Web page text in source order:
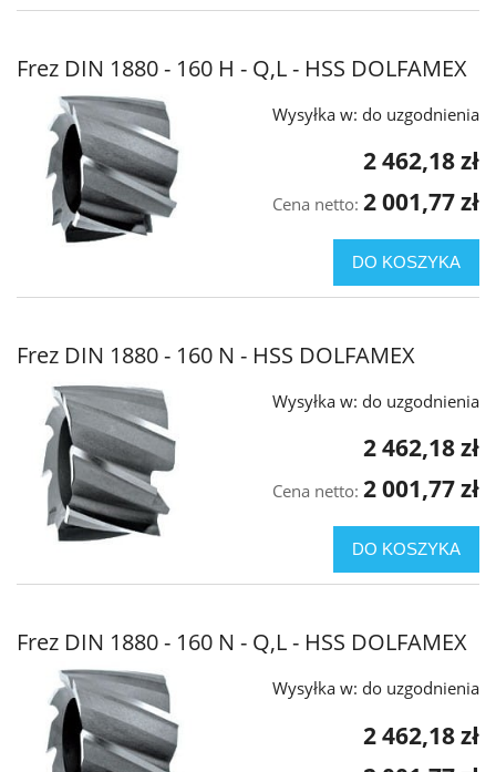
Frez DIN 1880 - 160 H - Q,L - HSS DOLFAMEX
Wysyłka w: do uzgodnienia
2 462,18 zł
Cena netto: 2 001,77 zł
DO KOSZYKA
Frez DIN 1880 - 160 N - HSS DOLFAMEX
Wysyłka w: do uzgodnienia
2 462,18 zł
Cena netto: 2 001,77 zł
DO KOSZYKA
Frez DIN 1880 - 160 N - Q,L - HSS DOLFAMEX
Wysyłka w: do uzgodnienia
2 462,18 zł